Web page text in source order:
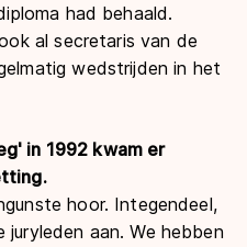
had behaald.
al secretaris van de
wedstrijden in het
in 1992 kwam er
hoor. Integendeel,
juryleden aan. We hebben